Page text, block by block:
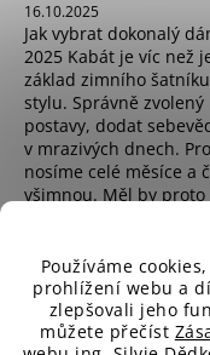
Používáme
prohlížení webu a
zlepšovali jeho
můžete přečíst
16.10.2025
Jak vybrat dokonalý
2025 Kabát je víc než
základ zimního
stylu. Správně
postavy, dodat
v mrazivých dnech.
nosíme celé měsíce a
všimnou. Měl by
osobním stylem a